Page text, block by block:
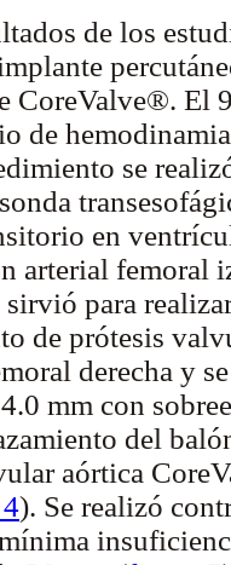
de los
CoreValve®. El
de
se
en
arterial femoral
para
de prótesis
derecha y
mm con
del
aórtica
). Se realizó